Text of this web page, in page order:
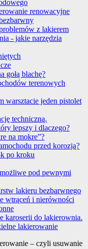
renowacyjne
z lakierem
- jakie narzędzia
gołą blachę?
terenowych
warsztacie jeden pistolet
techniczną.
lepszy i dlaczego?
na mokre”?
przed korozją?
po kroku
pod pewnymi
lakieru bezbarwnego
wtrąceń i nierówności
karoserii do lakierownia.
lakierowanie
– czyli usuwanie